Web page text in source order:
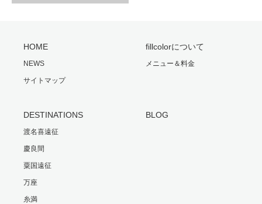
HOME
NEWS
サイトマップ
fillcolorについて
メニュー＆料金
DESTINATIONS
渡名喜遠征
慶良間
粟国遠征
万座
糸満
BLOG